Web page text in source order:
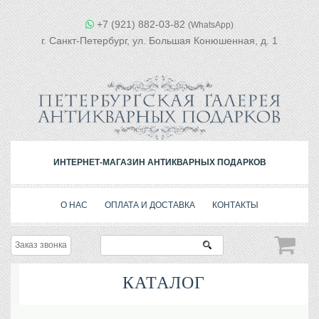
+7 (921) 882-03-82 (WhatsApp)
г. Санкт-Петербург, ул. Большая Конюшенная, д. 1
ИНТЕРНЕТ-МАГАЗИН АНТИКВАРНЫХ ПОДАРКОВ
О НАС ОПЛАТА И ДОСТАВКА КОНТАКТЫ
Заказ звонка
КАТАЛОГ